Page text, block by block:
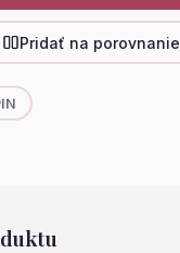
Pridať na porovnanie